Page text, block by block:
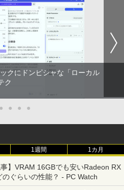
クにドンピシャな「ローカル
ク
● ● ● ●
1週間 1カ月
】VRAM 16GBでも安いRadeon RX
ぐらいの性能？ - PC Watch